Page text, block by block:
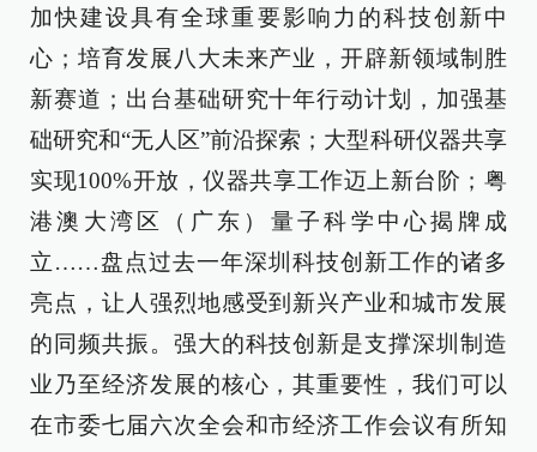
加快建设具有全球重要影响力的科技创新中
心；培育发展八大未来产业，开辟新领域制胜
新赛道；出台基础研究十年行动计划，加强基
础研究和“无人区”前沿探索；大型科研仪器共享
实现100%开放，仪器共享工作迈上新台阶；粤
港澳大湾区（广东）量子科学中心揭牌成
立……盘点过去一年深圳科技创新工作的诸多
亮点，让人强烈地感受到新兴产业和城市发展
的同频共振。强大的科技创新是支撑深圳制造
业乃至经济发展的核心，其重要性，我们可以
在市委七届六次全会和市经济工作会议有所知